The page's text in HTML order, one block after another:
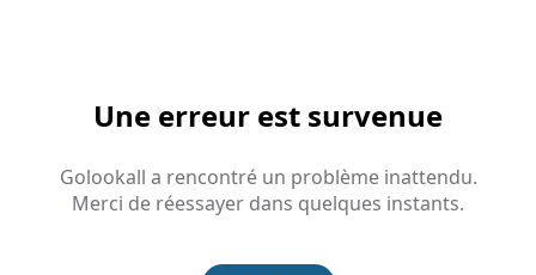
Une erreur est survenue
Golookall a rencontré un problème inattendu.
Merci de réessayer dans quelques instants.